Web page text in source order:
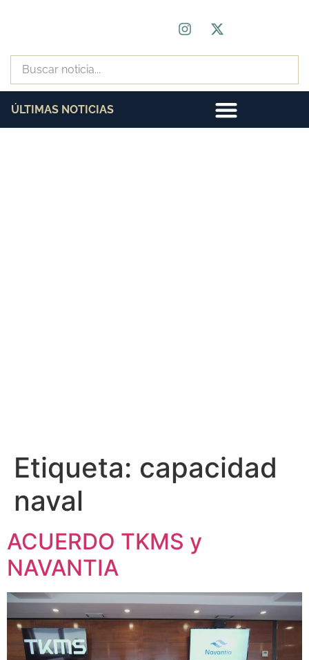
ÚLTIMAS NOTICIAS
Etiqueta: capacidad
naval
ACUERDO TKMS y
NAVANTIA